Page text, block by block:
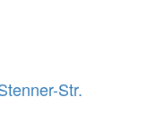
Str.